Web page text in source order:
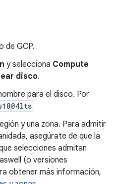
de GCP.
y selecciona Compute
disco.
para el disco. Por
y una zona. Para admitir
asegúrate de que la
selecciones admitan
(o versiones
obtener más información,